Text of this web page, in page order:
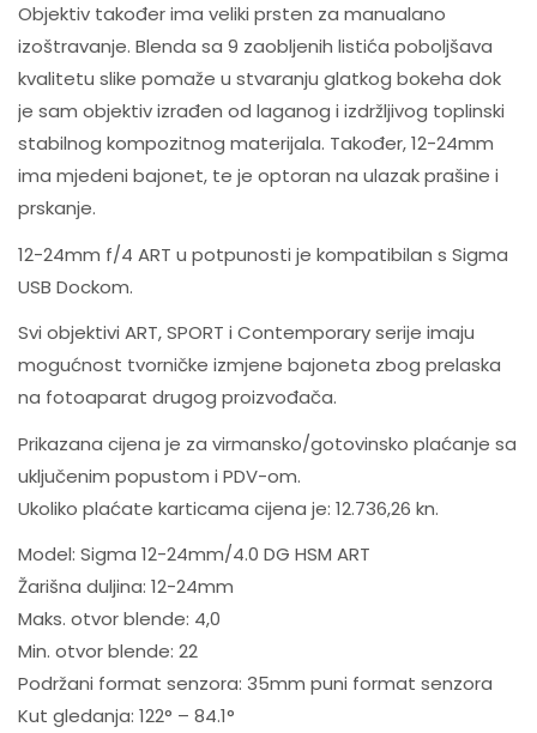
Objektiv također ima veliki prsten za manualano
izoštravanje. Blenda sa 9 zaobljenih listića poboljšava
kvalitetu slike pomaže u stvaranju glatkog bokeha dok
je sam objektiv izrađen od laganog i izdržljivog toplinski
stabilnog kompozitnog materijala. Također, 12-24mm
ima mjedeni bajonet, te je optoran na ulazak prašine i
prskanje.
12-24mm f/4 ART u potpunosti je kompatibilan s Sigma
USB Dockom.
Svi objektivi ART, SPORT i Contemporary serije imaju
mogućnost tvorničke izmjene bajoneta zbog prelaska
na fotoaparat drugog proizvođača.
Prikazana cijena je za virmansko/gotovinsko plaćanje sa
uključenim popustom i PDV-om.
Ukoliko plaćate karticama cijena je: 12.736,26 kn.
Model: Sigma 12-24mm/4.0 DG HSM ART
Žarišna duljina: 12-24mm
Maks. otvor blende: 4,0
Min. otvor blende: 22
Podržani format senzora: 35mm puni format senzora
Kut gledanja: 122° – 84.1°